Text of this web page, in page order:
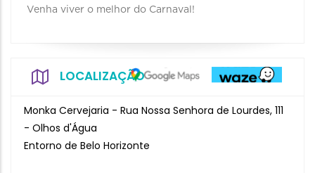
Venha viver o melhor do Carnaval!
LOCALIZAÇÃO
Monka Cervejaria - Rua Nossa Senhora de Lourdes, 111
- Olhos d'Água
Entorno de Belo Horizonte